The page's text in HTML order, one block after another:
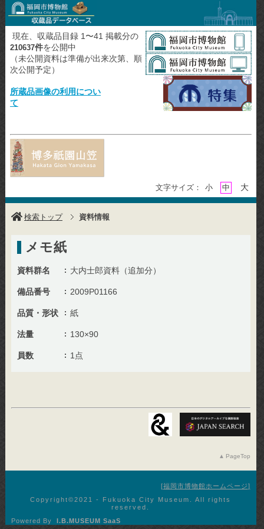
現在、収蔵品目録 1〜41 掲載分の
210637件を公開中
（未公開資料は準備が出来次第、順
次公開予定）
所蔵品画像の利用につい
て
文字サイズ： 小 中 大
検索トップ 資料情報
メモ紙
資料群名 大内士郎資料（追加分）
備品番号 2009P01166
品質・形状 紙
法量 130×90
員数 1点
PageTop
福岡市博物館ホームページ
Copyright©︎2021 - Fukuoka City Museum. All rights
reserved.
Powered By
I.B.MUSEUM SaaS